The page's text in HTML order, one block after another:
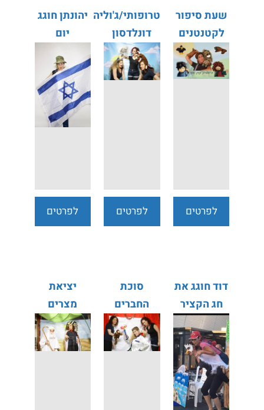
שעת סיפור
לקטנטנים
לפרטים
טרופותי/ג'וליה
דונלדסון
לפרטים
יהונתן חוגג
יום
יום ירושלים
/ אורנה
אוחיון
לפרטים
דוד חוגג את
חג הקציר
סוכת
החברים
יציאת
מצרים